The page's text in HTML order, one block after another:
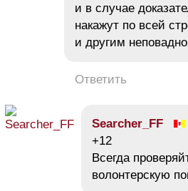
и в случае
накажут по всей
и другим
Ответить
Searcher_FF
+12
Всегда
волонтерскую